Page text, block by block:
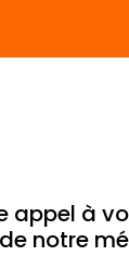
appel à
notre